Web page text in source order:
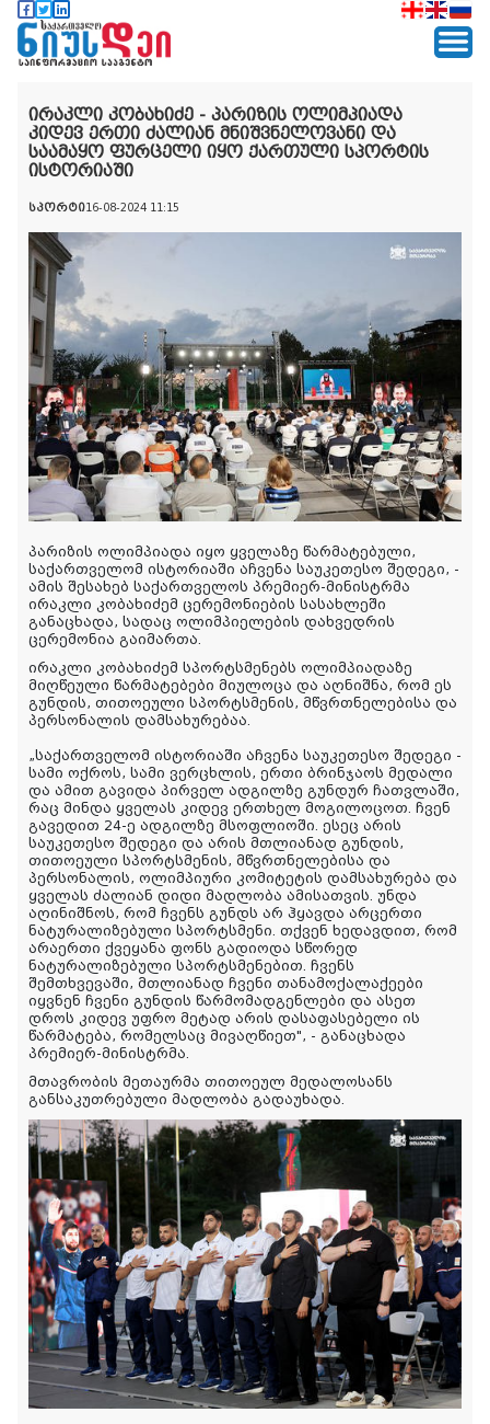
ირაკლი კობახიძე - პარიზის ოლიმპიადა
კიდევ ერთი ძალიან მნიშვნელოვანი და
საამაყო ფურცელი იყო ქართული სპორტის
ისტორიაში
სპორტი16-08-2024 11:15
პარიზის ოლიმპიადა იყო ყველაზე წარმატებული,
საქართველომ ისტორიაში აჩვენა საუკეთესო შედეგი, -
ამის შესახებ საქართველოს პრემიერ-მინისტრმა
ირაკლი კობახიძემ ცერემონიების სასახლეში
განაცხადა, სადაც ოლიმპიელების დახვედრის
ცერემონია გაიმართა.
ირაკლი კობახიძემ სპორტსმენებს ოლიმპიადაზე
მიღწეული წარმატებები მიულოცა და აღნიშნა, რომ ეს
გუნდის, თითოეული სპორტსმენის, მწვრთნელებისა და
პერსონალის დამსახურებაა.
„საქართველომ ისტორიაში აჩვენა საუკეთესო შედეგი -
სამი ოქროს, სამი ვერცხლის, ერთი ბრინჯაოს მედალი
და ამით გავიდა პირველ ადგილზე გუნდურ ჩათვლაში,
რაც მინდა ყველას კიდევ ერთხელ მოგილოცოთ. ჩვენ
გავედით 24-ე ადგილზე მსოფლიოში. ესეც არის
საუკეთესო შედეგი და არის მთლიანად გუნდის,
თითოეული სპორტსმენის, მწვრთნელებისა და
პერსონალის, ოლიმპიური კომიტეტის დამსახურება და
ყველას ძალიან დიდი მადლობა ამისათვის. უნდა
აღინიშნოს, რომ ჩვენს გუნდს არ ჰყავდა არცერთი
ნატურალიზებული სპორტსმენი. თქვენ ხედავდით, რომ
არაერთი ქვეყანა ფონს გადიოდა სწორედ
ნატურალიზებული სპორტსმენებით. ჩვენს
შემთხვევაში, მთლიანად ჩვენი თანამოქალაქეები
იყვნენ ჩვენი გუნდის წარმომადგენლები და ასეთ
დროს კიდევ უფრო მეტად არის დასაფასებელი ის
წარმატება, რომელსაც მივაღწიეთ", - განაცხადა
პრემიერ-მინისტრმა.
მთავრობის მეთაურმა თითოეულ მედალოსანს
განსაკუთრებული მადლობა გადაუხადა.